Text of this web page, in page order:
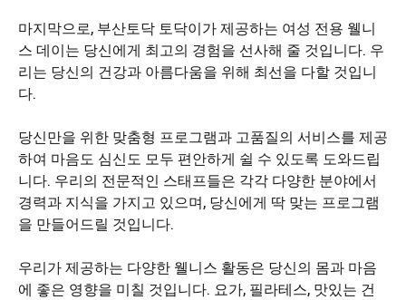
마지막으로, 부산토닥 토닥이가 제공하는 여성 전용 웰니
스 데이는 당신에게 최고의 경험을 선사해 줄 것입니다. 우
리는 당신의 건강과 아름다움을 위해 최선을 다할 것입니
다.
당신만을 위한 맞춤형 프로그램과 고품질의 서비스를 제공
하여 마음도 심신도 모두 편안하게 쉴 수 있도록 도와드립
니다. 우리의 전문적인 스태프들은 각각 다양한 분야에서
경력과 지식을 가지고 있으며, 당신에게 딱 맞는 프로그램
을 만들어드릴 것입니다.
우리가 제공하는 다양한 웰니스 활동은 당신의 몸과 마음
에 좋은 영향을 미칠 것입니다. 요가, 필라테스, 맛있는 건